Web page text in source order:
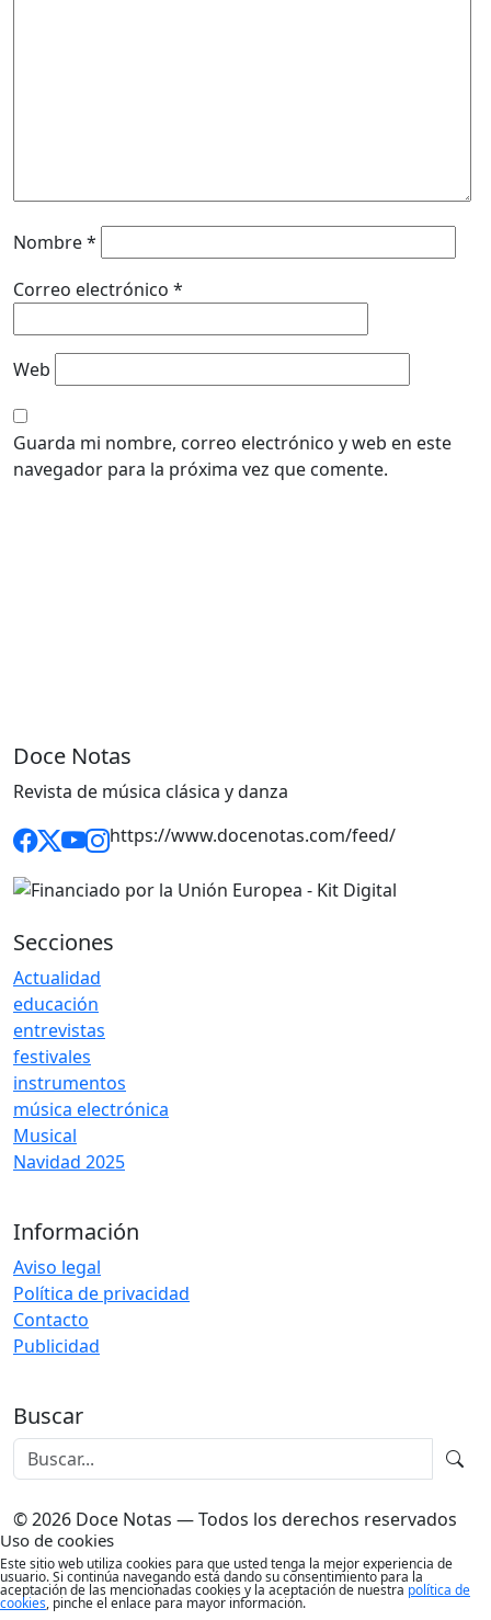
Nombre*
Correo electrónico *
Web
Guarda mi nombre, correo electrónico y web en este
navegador para la próxima vez que comente.
Doce Notas
Revista de música clásica y danza
https://www.docenotas.com/feed/
Secciones
Actualidad
educación
entrevistas
festivales
instrumentos
música electrónica
Musical
Navidad 2025
Información
Aviso legal
Política de privacidad
Contacto
Publicidad
Buscar
© 2026 Doce Notas — Todos los derechos reservados
Uso de cookies
Este sitio web utiliza cookies para que usted tenga la mejor experiencia de
usuario. Si continúa navegando está dando su consentimiento para la
aceptación de las mencionadas cookies y la aceptación de nuestra política de
cookies, pinche el enlace para mayor información.